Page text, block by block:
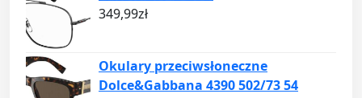
349,99zł
Okulary przeciwsłoneczne
Dolce&Gabbana 4390 502/73 54